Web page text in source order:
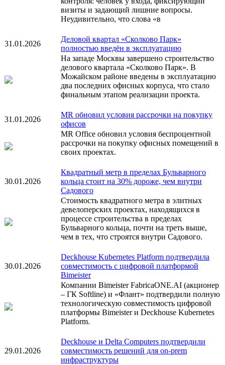
визиты и задающий лишние вопросы.
Неудивительно, что слова «в
31.01.2026
Деловой квартал «Сколково Парк»
полностью введён в эксплуатацию
На западе Москвы завершено строительство
делового квартала «Сколково Парк». В
Можайском районе введены в эксплуатацию
два последних офисных корпуса, что стало
финальным этапом реализации проекта.
31.01.2026
MR обновил условия рассрочки на покупку
офисов
MR Office обновил условия беспроцентной
рассрочки на покупку офисных помещений в
своих проектах.
30.01.2026
Квадратный метр в пределах Бульварного
кольца стоит на 30% дороже, чем внутри
Садового
Стоимость квадратного метра в элитных
девелоперских проектах, находящихся в
процессе строительства в пределах
Бульварного кольца, почти на треть выше,
чем в тех, что строятся внутри Садового.
30.01.2026
Deckhouse Kubernetes Platform подтвердила
совместимость с цифровой платформой
Bimeister
Компании Bimeister FabricaONE.AI (акционер
– ГК Softline) и «Флант» подтвердили полную
технологическую совместимость цифровой
платформы Bimeister и Deckhouse Kubernetes
Platform.
29.01.2026
Deckhouse и Delta Computers подтвердили
совместимость решений для on-prem
инфраструктуры